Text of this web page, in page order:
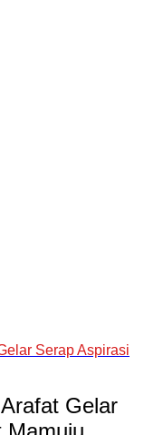
Serap Aspirasi
Gelar